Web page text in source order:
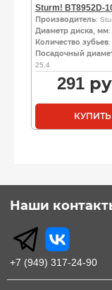
Sturm! BT8952D-
Производитель:
Диаметр диска, мм:
Количество зубьев:
Посадочный
25.4
291
КУПИТЬ
Наши
+7 (949) 317-24-90